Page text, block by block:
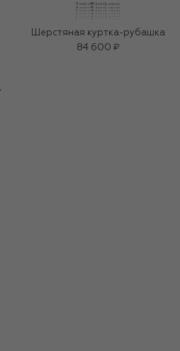
Шерстяная куртка-рубашка
84 600 ₽